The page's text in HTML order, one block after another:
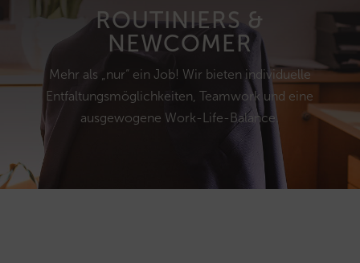
ROUTINIERS &
NEWCOMER
Mehr als „nur“ ein Job! Wir bieten individuelle
Entfaltungsmöglichkeiten, Teamwork und eine
ausgewogene Work-Life-Balance.